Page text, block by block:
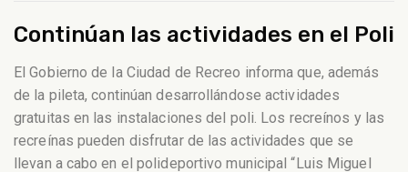
Continúan las actividades en el Poli
El Gobierno de la Ciudad de Recreo informa que, además
de la pileta, continúan desarrollándose actividades
gratuitas en las instalaciones del poli. Los recreínos y las
recreínas pueden disfrutar de las actividades que se
llevan a cabo en el polideportivo municipal “Luis Miguel